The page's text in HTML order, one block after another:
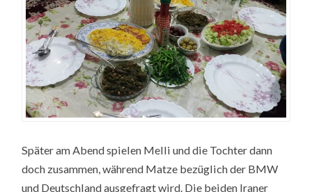
Später am Abend spielen Melli und die Tochter dann
doch zusammen, während Matze bezüglich der BMW
und Deutschland ausgefragt wird. Die beiden Iraner